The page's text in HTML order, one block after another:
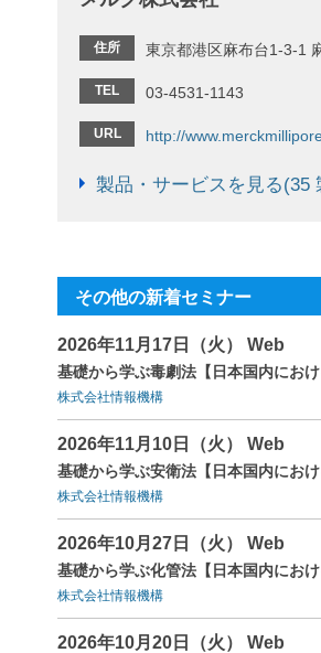
住所 東京都港区麻布台1-3-1
TEL 03-4531-1143
URL http://
製品・サービスを見る(35
その他の新着セミナー
2026年11月17日（火） Web
基礎から学ぶ毒劇法【日本国内にお
株式会社情報機構
2026年11月10日（火） Web
基礎から学ぶ安衛法【日本国内にお
株式会社情報機構
2026年10月27日（火） Web
基礎から学ぶ化管法【日本国内にお
株式会社情報機構
2026年10月20日（火） Web